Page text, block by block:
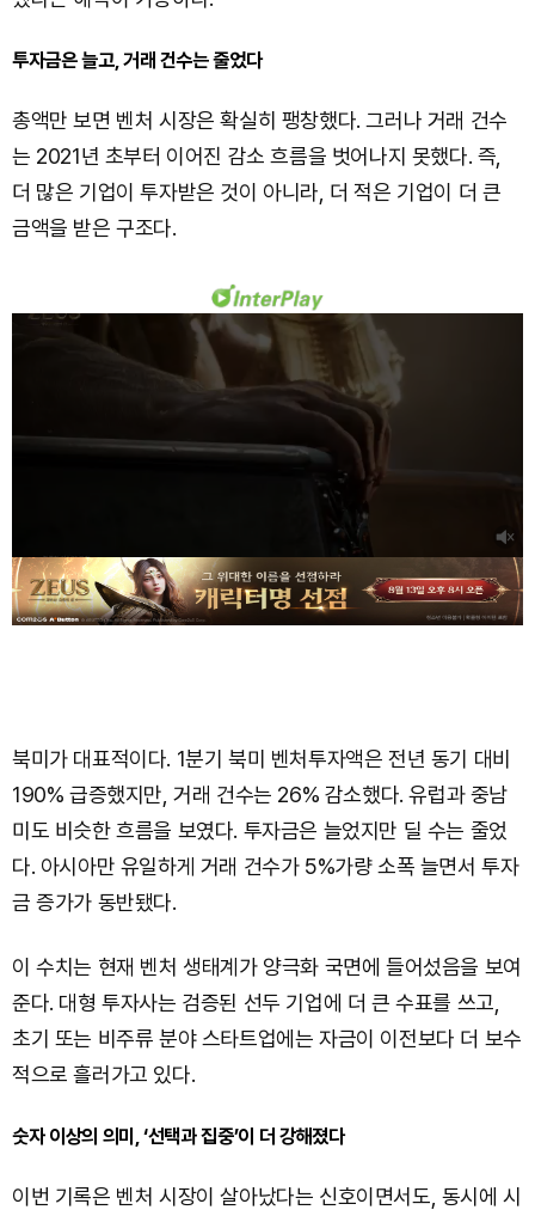
투자금은 늘고, 거래 건수는 줄었다
총액만 보면 벤처 시장은 확실히 팽창했다. 그러나 거래 건수
는 2021년 초부터 이어진 감소 흐름을 벗어나지 못했다. 즉,
더 많은 기업이 투자받은 것이 아니라, 더 적은 기업이 더 큰
금액을 받은 구조다.
북미가 대표적이다. 1분기 북미 벤처투자액은 전년 동기 대비
190% 급증했지만, 거래 건수는 26% 감소했다. 유럽과 중남
미도 비슷한 흐름을 보였다. 투자금은 늘었지만 딜 수는 줄었
다. 아시아만 유일하게 거래 건수가 5%가량 소폭 늘면서 투자
금 증가가 동반됐다.
이 수치는 현재 벤처 생태계가 양극화 국면에 들어섰음을 보여
준다. 대형 투자사는 검증된 선두 기업에 더 큰 수표를 쓰고,
초기 또는 비주류 분야 스타트업에는 자금이 이전보다 더 보수
적으로 흘러가고 있다.
숫자 이상의 의미, ‘선택과 집중’이 더 강해졌다
이번 기록은 벤처 시장이 살아났다는 신호이면서도, 동시에 시